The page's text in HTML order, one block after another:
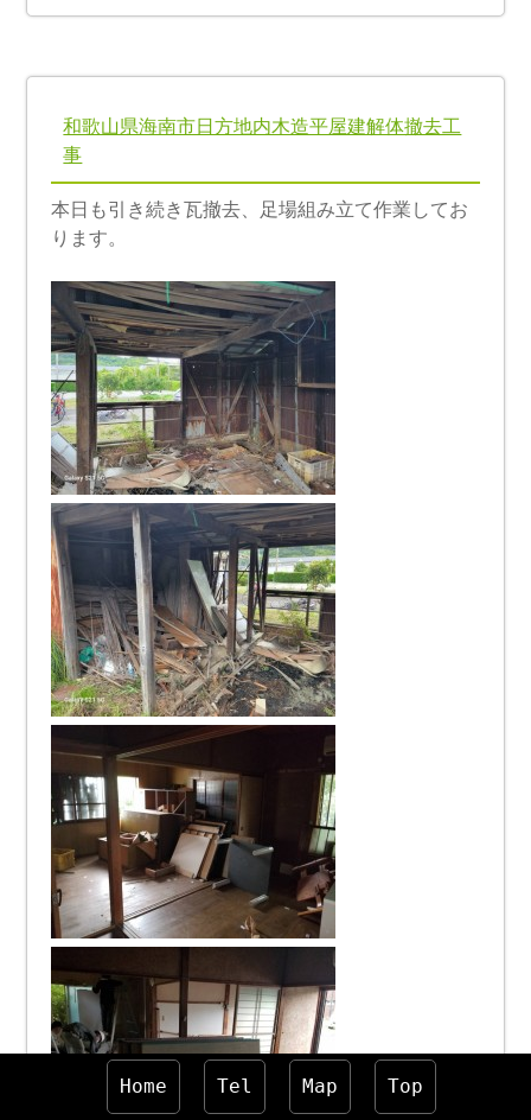
和歌山県海南市日方地内木造平屋建解体撤去工
事
本日も引き続き瓦撤去、足場組み立て作業してお
ります。
Home Tel Map Top